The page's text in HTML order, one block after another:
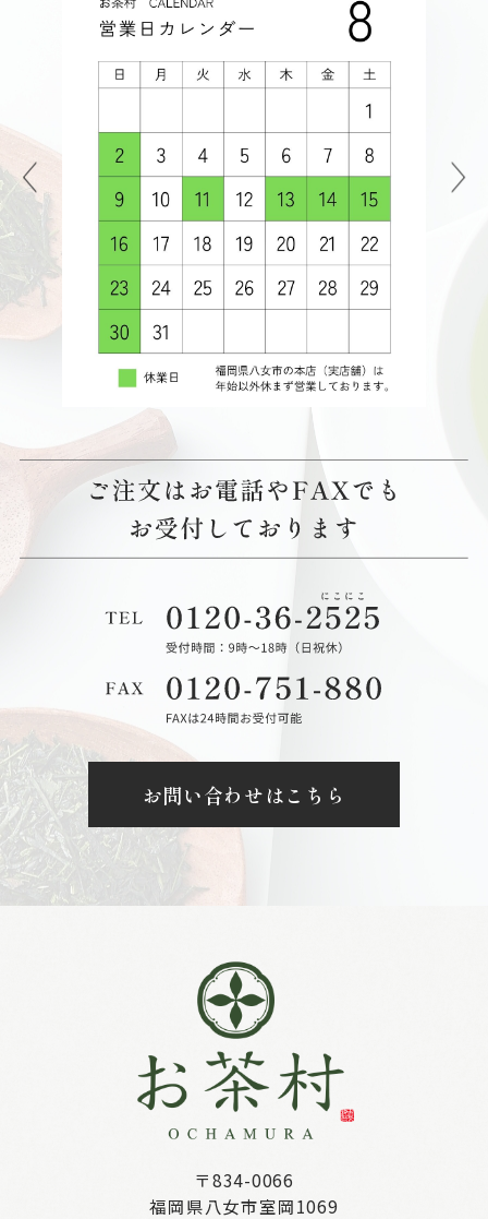
お問い合わせはこちら
〒834-0066
福岡県八女市室岡1069